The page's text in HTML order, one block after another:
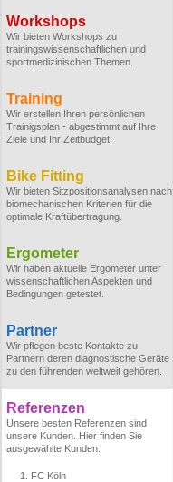
Workshops
Wir bieten Workshops zu
trainingswissenschaftlichen und
sportmedizinischen Themen.
Training
Wir erstellen Ihren persönlichen
Trainigsplan - abgestimmt auf Ihre
Ziele und Ihr Zeitbudget.
Bike Fitting
Wir bieten Sitzpositionsanalysen nach
biomechanischen Kriterien für die
optimale Kraftübertragung.
Ergometer
Wir haben aktuelle Ergometer unter
wissenschaftlichen Aspekten und
Bedingungen getestet.
Partner
Wir pflegen beste Kontakte zu
Partnern deren diagnostische Geräte
zu den führenden weltweit gehören.
Referenzen
Unsere besten Referenzen sind
unsere Kunden. Hier finden Sie
ausgewählte Kunden.
1. FC Köln